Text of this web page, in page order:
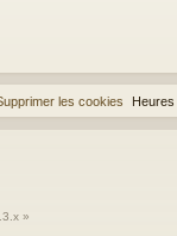
les cookies
»